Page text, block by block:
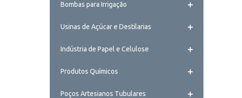
Bombas para Irrigação
Usinas de Açúcar e Destilarias
Indústria de Papel e Celulose
Produtos Químicos
Poços Artesianos Tubulares